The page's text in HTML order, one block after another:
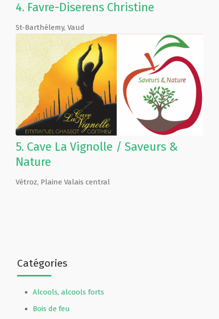
Catégories
Alcools, alcools forts
Bois de feu
4. Favre-Diserens Christine
St-Barthélemy, Vaud
5. Cave La Vignolle / Saveurs &
Nature
Vétroz, Plaine Valais central